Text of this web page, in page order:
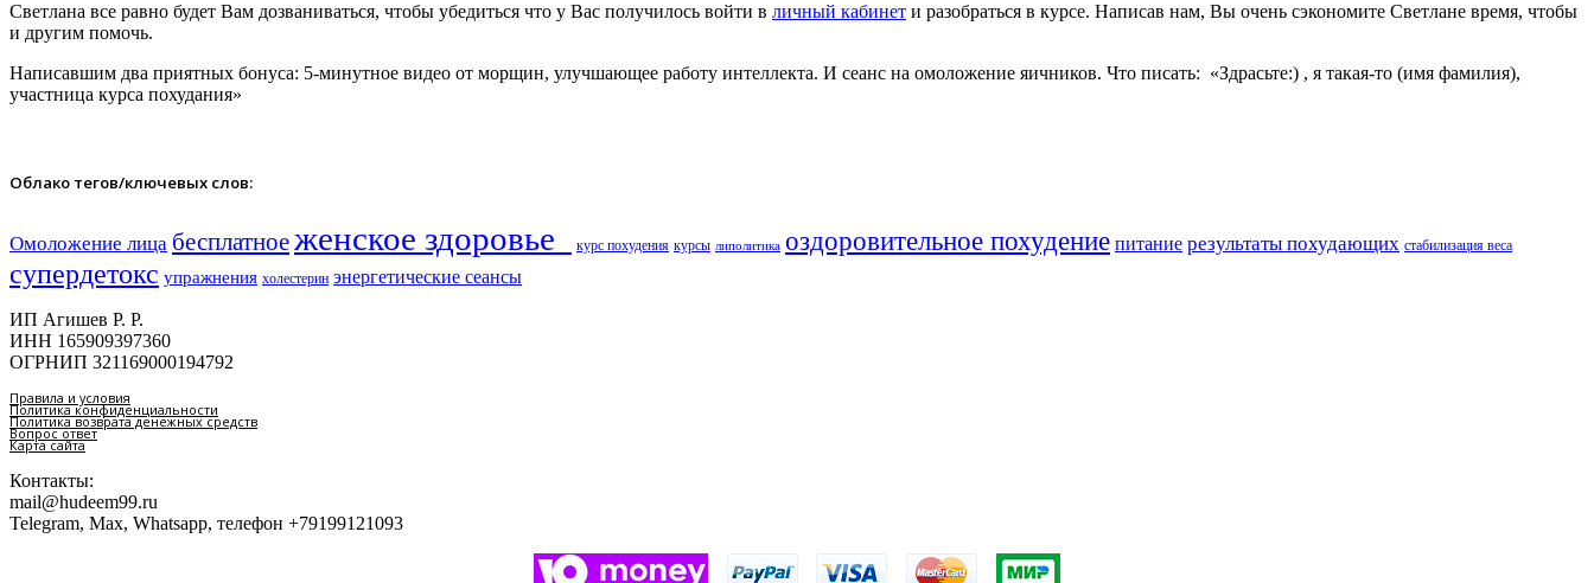
Светлана все равно будет Вам дозваниваться, чтобы убедиться что у Вас получилось войти в личный кабинет и разобраться в курсе. Написав нам, Вы очень сэкономите Светлане время, чтобы
и другим помочь.
Написавшим два приятных бонуса: 5-минутное видео от морщин, улучшающее работу интеллекта. И сеанс на омоложение яичников. Что писать: «Здрасьте:) , я такая-то (имя фамилия),
участница курса похудания»
Облако тегов/ключевых слов:
Омоложение лица бесплатноеженское здоровье​ курс похудения курсы липолитика оздоровительное похудение питание результаты похудающих стабилизация веса
супердетокс упражнения холестерин энергетические сеансы
ИП Агишев Р. Р.
ИНН 165909397360
ОГРНИП 321169000194792
Правила и условия
Политика конфиденциальности
Политика возврата денежных средств
Вопрос ответ
Карта сайта
Контакты:
mail@hudeem99.ru
Telegram, Max, Whatsapp, телефон +79199121093